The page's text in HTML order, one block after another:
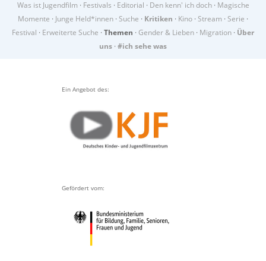
Was ist Jugendfilm · Festivals · Editorial · Den kenn' ich doch· Magische
Momente · Junge Held*innen · Suche · Kritiken · Kino · Stream · Serie ·
Festival · Erweiterte Suche · Themen · Gender & Lieben · Migration · Über
uns · #ich sehe was
Ein Angebot des:
Gefördert vom: